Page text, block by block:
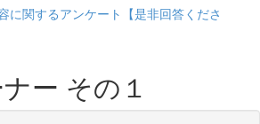
に関するアンケート【是非回答くださ
ー その１